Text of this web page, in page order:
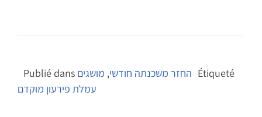
Publié dans החזר משכנתה חודשי, מושגים
Étiqueté
עמלת פירעון מוקדם